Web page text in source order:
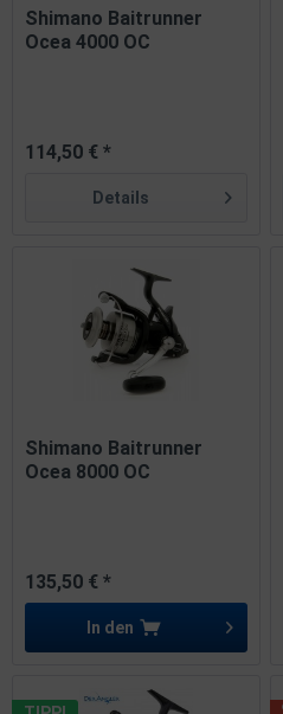
Shimano Baitrunner
Ocea 4000 OC
114,50 € *
Details
Shimano Baitrunner
Ocea 8000 OC
135,50 € *
In den